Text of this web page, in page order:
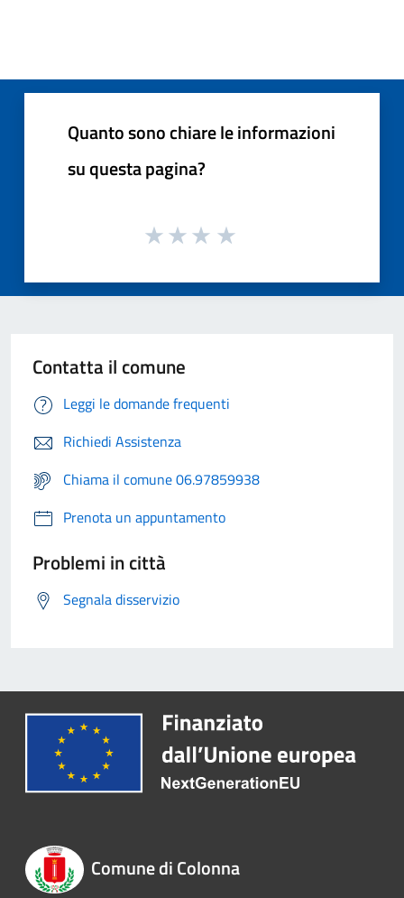
Quanto sono chiare le informazioni
su questa pagina?
Contatta il comune
Leggi le domande frequenti
Richiedi Assistenza
Chiama il comune 06.97859938
Prenota un appuntamento
Problemi in città
Segnala disservizio
Comune di Colonna